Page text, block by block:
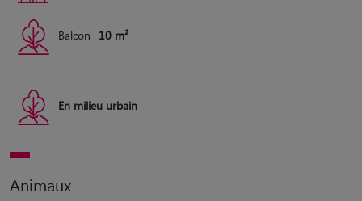
Balcon 10 m²
En milieu urbain
Animaux